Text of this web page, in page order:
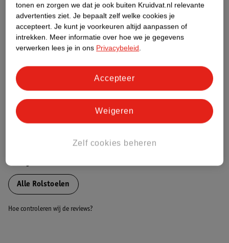
Productinformatie
Nature Impact Score
Meer informatie
Bestel & Bezorginformatie
Bekijk ook
Alle Rolstoelen
Hoe controleren wij de reviews?
tonen en zorgen we dat je ook buiten Kruidvat.nl relevante
advertenties ziet. Je bepaalt zelf welke cookies je
accepteert. Je kunt je voorkeuren altijd aanpassen of
intrekken. Meer informatie over hoe we je gegevens
verwerken lees je in ons Privacybeleid.
Zelf cookies beheren
Weigeren
Accepteer